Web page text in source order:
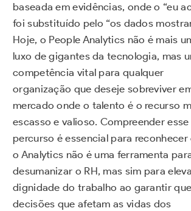
baseada em evidências, onde o “eu
foi substituído pelo “os dados
Hoje, o People Analytics não é mais
luxo de gigantes da tecnologia, mas
competência vital para qualquer
organização que deseje sobreviver
mercado onde o talento é o recurso
escasso e valioso. Compreender esse
percurso é essencial para reconhecer
o Analytics não é uma ferramenta
desumanizar o RH, mas sim para
dignidade do trabalho ao garantir
decisões que afetam as vidas dos